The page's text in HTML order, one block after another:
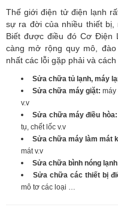
Thế giới điện tử điện lạnh
sự ra đời của nhiều thiết bị,
Biết được điều đó Cơ Điện
càng mở rộng quy mô,
nhất các lỗi gặp phải và
Sửa chữa tủ lạnh, máy
Sửa chữa máy giặt:máy
v.v
Sửa chữa máy điều hòa:
tụ, chết lốc v.v
Sửa chữa máy làm mát
mát v.v
Sửa chữa bình nóng
Sửa chữa các thiết bị
mô tơ các loại …